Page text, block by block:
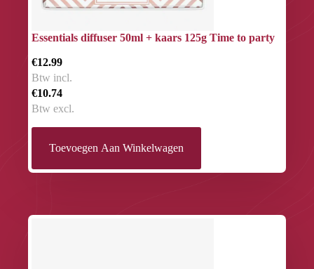
Essentials diffuser 50ml + kaars 125g Time to party
€12.99
Btw incl.
€10.74
Btw excl.
Toevoegen Aan Winkelwagen